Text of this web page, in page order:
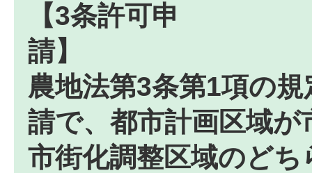
【3条許可申
農地法第3条第1項の
請で、都市計画区域が
市街化調整区域のど